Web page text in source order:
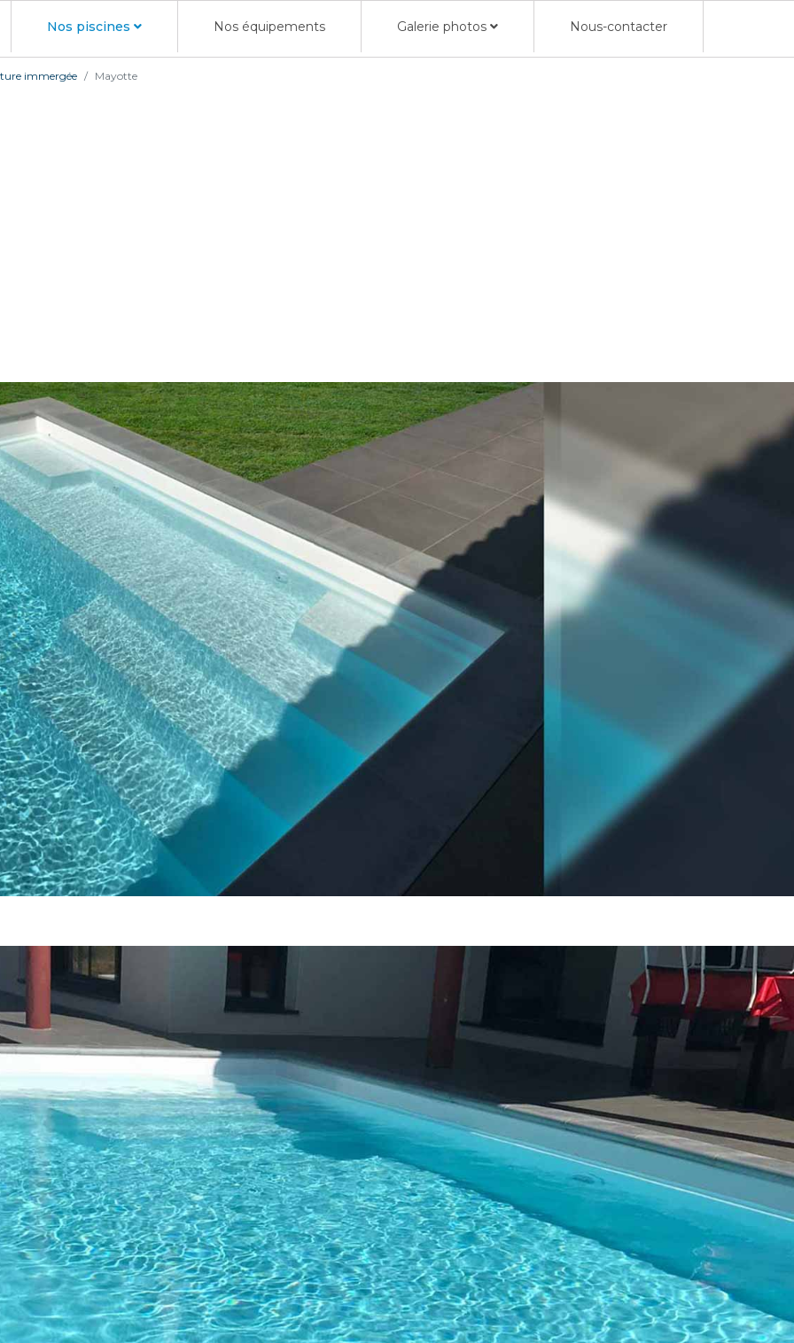
Nos piscines Nos équipements Galerie photos Nous-contacter
immergée Mayotte